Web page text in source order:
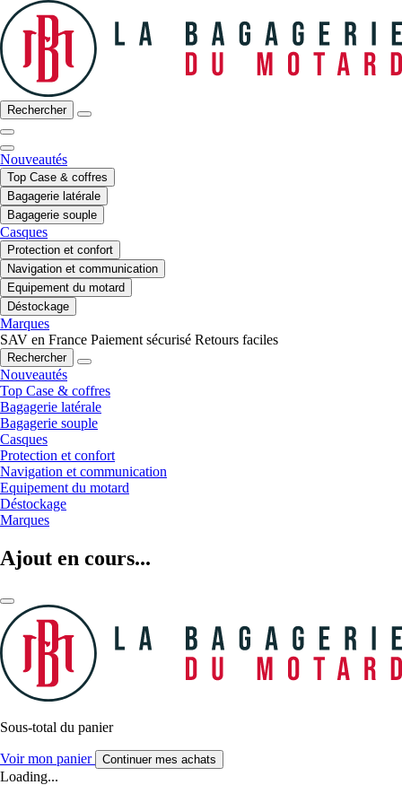
Rechercher
Nouveautés
Top Case & coffres
Bagagerie latérale
Bagagerie souple
Casques
Protection et confort
Navigation et communication
Equipement du motard
Déstockage
Marques
SAV en France Paiement sécurisé Retours faciles
Rechercher
Nouveautés
Top Case & coffres
Bagagerie latérale
Bagagerie souple
Casques
Protection et confort
Navigation et communication
Equipement du motard
Déstockage
Marques
Ajout en cours...
Sous-total du panier
Voir mon panier Continuer mes achats
Loading...